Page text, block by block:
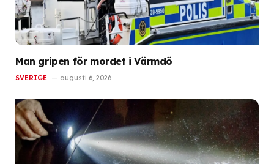
Man gripen för mordet i Värmdö
SVERIGE augusti 6, 2026